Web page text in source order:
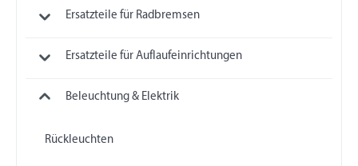
Ersatzteile für Radbremsen
Ersatzteile für Auflaufeinrichtungen
Beleuchtung & Elektrik
Rückleuchten